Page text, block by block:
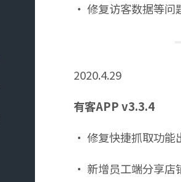
· 修复访客数据等问
2020.4.29
有客APP v3.3.4
· 修复快捷抓取功能
· 新增员工端分享店